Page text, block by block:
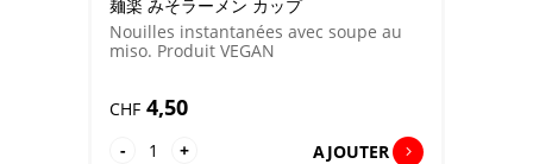
麺楽 みそラーメン カップ
Nouilles instantanées avec soupe au
miso. Produit VEGAN
CHF 4,50
-
quantité
+ AJOUTER